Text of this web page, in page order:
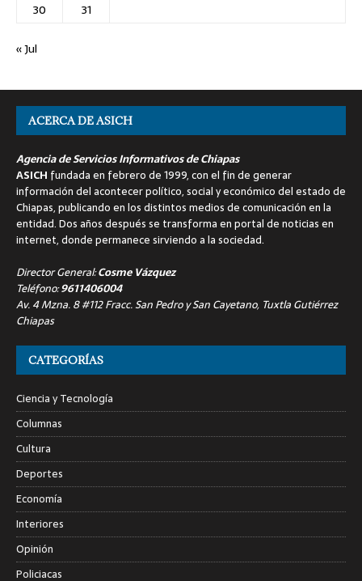
30
31
« Jul
ACERCA DE ASICH
Agencia de Servicios Informativos de Chiapas
ASICH fundada en febrero de 1999, con el fin de generar
información del acontecer político, social y económico del estado de
Chiapas, publicando en los distintos medios de comunicación en la
entidad. Dos años después se transforma en portal de noticias en
internet, donde permanece sirviendo a la sociedad.
Director General:Cosme Vázquez
Teléfono:9611406004
Av. 4 Mzna. 8 #112 Fracc. San Pedro y San Cayetano, Tuxtla Gutiérrez
Chiapas
CATEGORÍAS
Ciencia y Tecnología
Columnas
Cultura
Deportes
Economía
Interiores
Opinión
Policiacas